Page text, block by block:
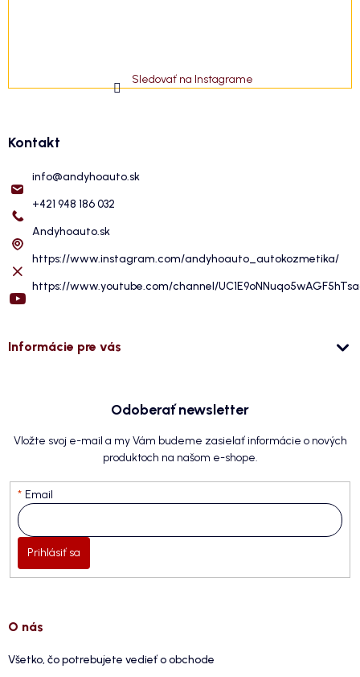
Sledovať na Instagrame
Kontakt
info@andyhoauto.sk
+421 948 186 032
Andyhoauto.sk
https://www.instagram.com/andyhoauto_autokozmetika/
https://www.youtube.com/channel/
Informácie pre vás
Odoberať newsletter
Vložte svoj e-mail a my Vám budeme zasielať informácie o nových
produktoch na našom e-shope.
Email
Prihlásiť sa
O nás
Všetko, čo potrebujete vedieť o obchode